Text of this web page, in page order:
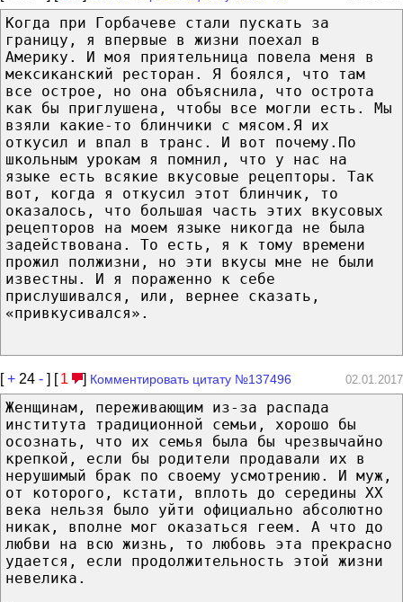
Когда при Горбачеве стали пускать за
границу, я впервые в жизни поехал в
Америку. И моя приятельница повела меня в
мексиканский ресторан. Я боялся, что там
все острое, но она объяснила, что острота
как бы приглушена, чтобы все могли есть. Мы
взяли какие-то блинчики с мясом.Я их
откусил и впал в транс. И вот почему.По
школьным урокам я помнил, что у нас на
языке есть всякие вкусовые рецепторы. Так
вот, когда я откусил этот блинчик, то
оказалось, что большая часть этих вкусовых
рецепторов на моем языке никогда не была
задействована. То есть, я к тому времени
прожил полжизни, но эти вкусы мне не были
известны. И я пораженно к себе
прислушивался, или, вернее сказать,
«привкусивался».
[+ 24 - ] [ 1 ] Комментировать цитату №137496 02.01.2017
Женщинам, переживающим из-за распада
института традиционной семьи, хорошо бы
осознать, что их семья была бы чрезвычайно
крепкой, если бы родители продавали их в
нерушимый брак по своему усмотрению. И муж,
от которого, кстати, вплоть до середины ХХ
века нельзя было уйти официально абсолютно
никак, вполне мог оказаться геем. А что до
любви на всю жизнь, то любовь эта прекрасно
удается, если продолжительность этой жизни
невелика.